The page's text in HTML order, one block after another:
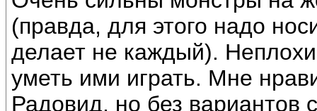
(правда, для этого надо
делает не каждый).
уметь ими играть. Мне
Радовид, но без вариантов